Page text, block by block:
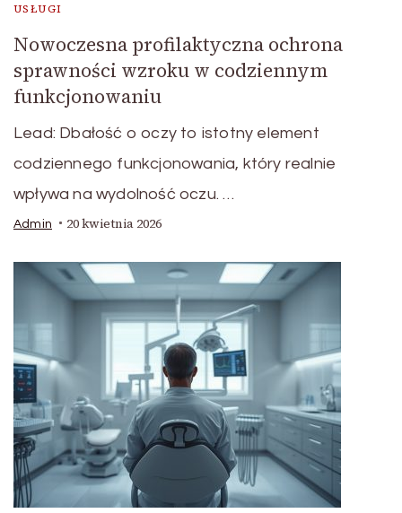
USŁUGI
Nowoczesna profilaktyczna ochrona
sprawności wzroku w codziennym
funkcjonowaniu
Lead: Dbałość o oczy to istotny element
codziennego funkcjonowania, który realnie
wpływa na wydolność oczu. …
Admin 20 kwietnia 2026